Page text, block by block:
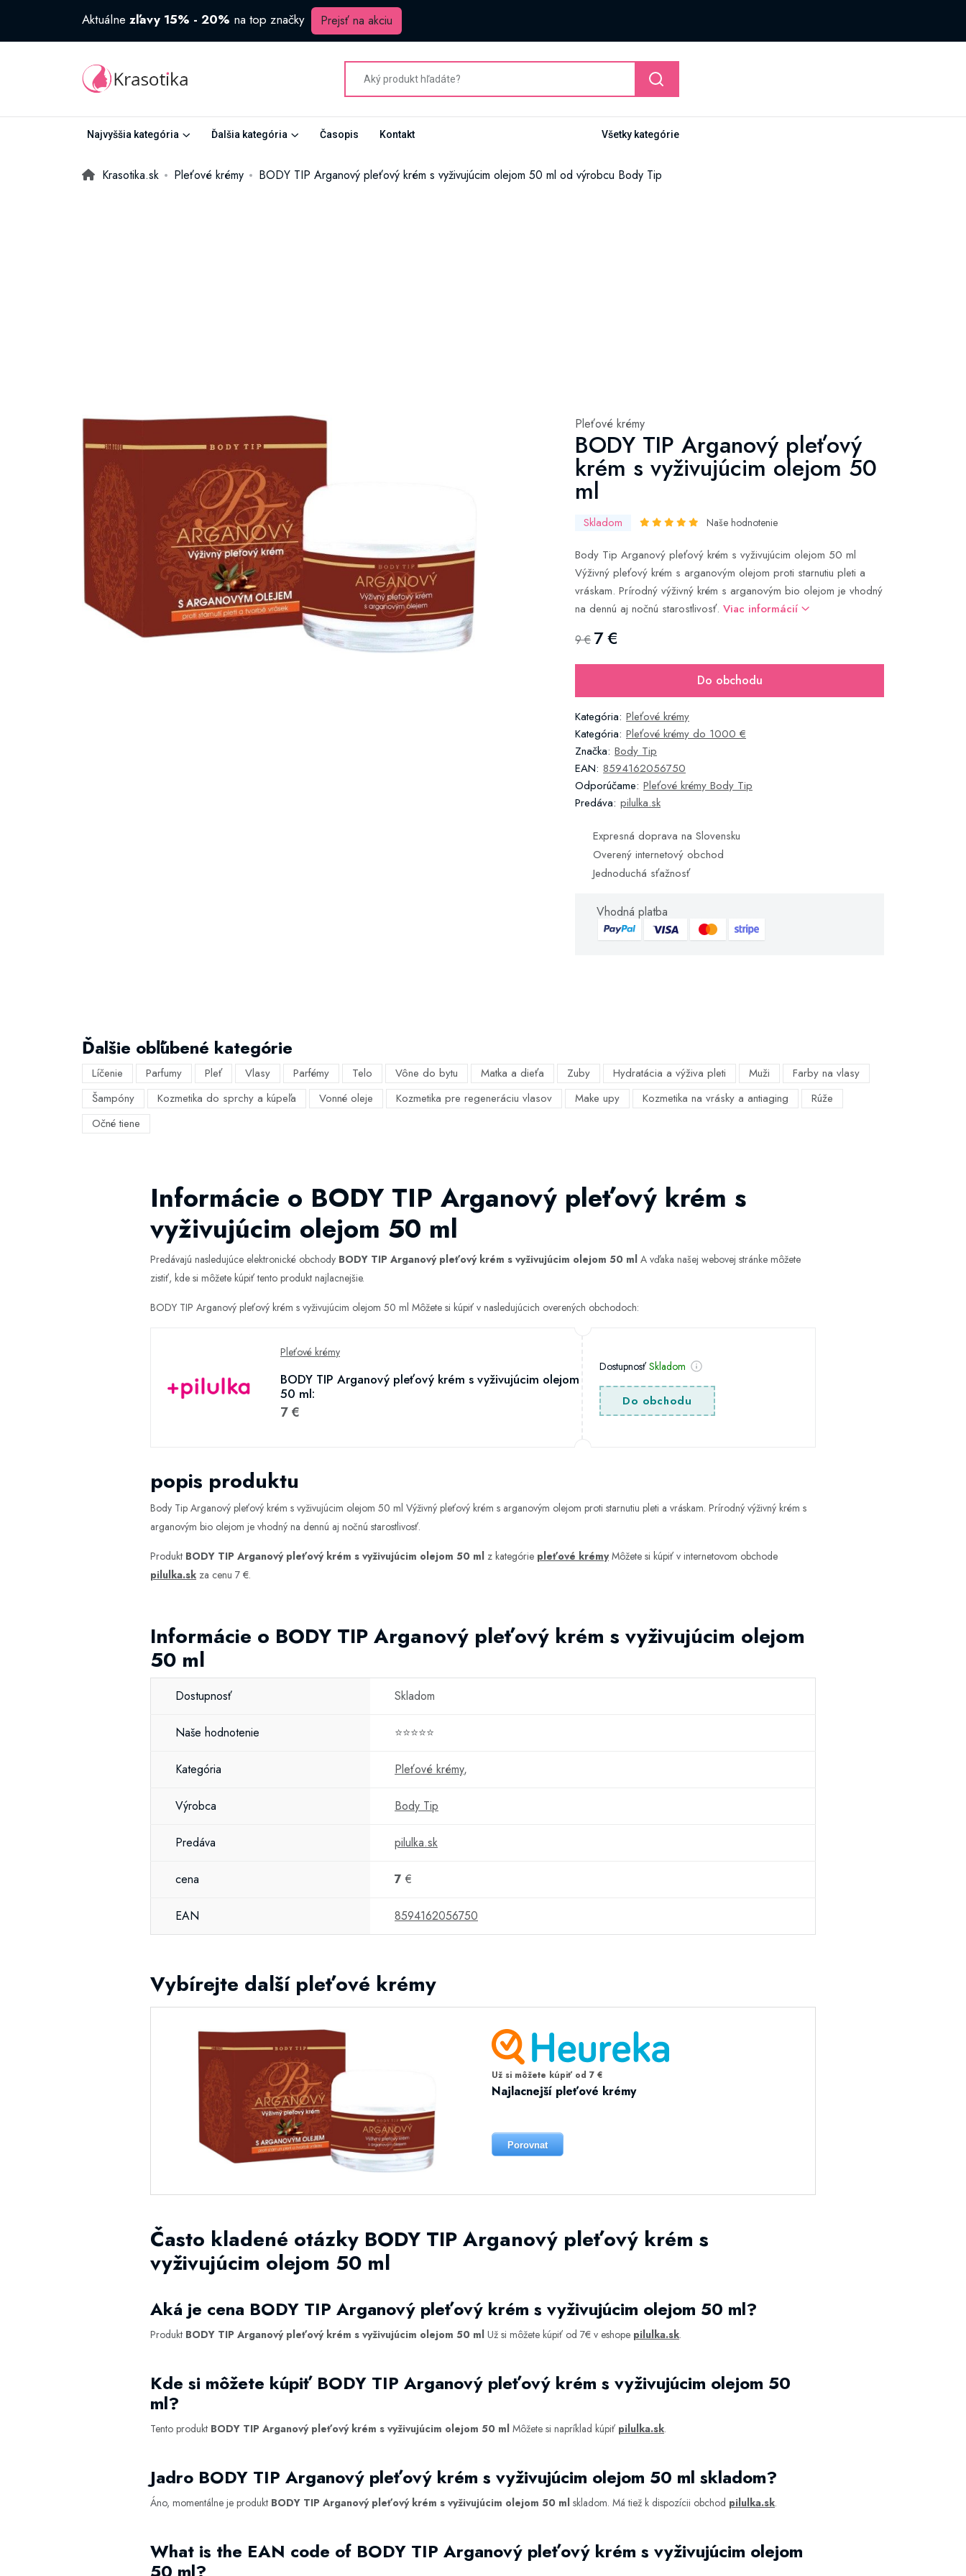
Aktuálne zľavy 15% - 20% na top značky Prejsť na akciu
Najvyššia kategória Ďalšia kategória Časopis Kontakt Všetky kategórie
Krasotika.sk Pleťové krémy BODY TIP Arganový pleťový krém s vyživujúcim olejom 50 ml od výrobcu Body Tip
Pleťové krémy
BODY TIP Arganový pleťový
krém s vyživujúcim olejom 50
ml
Skladom Naše hodnotenie
Body Tip Arganový pleťový krém s vyživujúcim olejom 50 ml
Výživný pleťový krém s arganovým olejom proti starnutiu pleti a
vráskam. Prírodný výživný krém s arganovým bio olejom je vhodný
na dennú aj nočnú starostlivosť. Viac informácií
9 € 7 €
Do obchodu
Kategória: Pleťové krémy
Kategória: Pleťové krémy do 1000 €
Značka: Body Tip
EAN: 8594162056750
Odporúčame: Pleťové krémy Body Tip
Predáva: pilulka.sk
Expresná doprava na Slovensku
Overený internetový obchod
Jednoduchá sťažnosť
Vhodná platba
Ďalšie obľúbené kategórie
Líčenie Parfumy Pleť Vlasy Parfémy Telo Vône do bytu Matka a dieťa Zuby Hydratácia a výživa pleti Muži
Farby na vlasy
Šampóny
Kozmetika do sprchy a kúpeľa Vonné oleje Kozmetika pre regeneráciu vlasov Make upy Kozmetika na vrásky a antiaging
Rúže
Očné tiene
Informácie o BODY TIP Arganový pleťový krém s
vyživujúcim olejom 50 ml
Predávajú nasledujúce elektronické obchody BODY TIP Arganový pleťový krém s vyživujúcim olejom 50 ml A vďaka našej webovej stránke môžete
zistiť, kde si môžete kúpiť tento produkt najlacnejšie.
BODY TIP Arganový pleťový krém s vyživujúcim olejom 50 ml Môžete si kúpiť v nasledujúcich overených obchodoch:
Pleťové krémy
BODY TIP Arganový pleťový krém s vyživujúcim olejom
50 ml:
7 €
DostupnosťSkladom
Do obchodu
popis produktu
Body Tip Arganový pleťový krém s vyživujúcim olejom 50 ml Výživný pleťový krém s arganovým olejom proti starnutiu pleti a vráskam. Prírodný výživný krém s
arganovým bio olejom je vhodný na dennú aj nočnú starostlivosť.
Produkt BODY TIP Arganový pleťový krém s vyživujúcim olejom 50 ml z kategórie pleťové krémyMôžete si kúpiť v internetovom obchode
pilulka.sk za cenu 7 €.
Informácie o BODY TIP Arganový pleťový krém s vyživujúcim olejom
50 ml
Dostupnosť Skladom
Naše hodnotenie ⭐⭐⭐⭐⭐
Kategória Pleťové krémy,
Výrobca Body Tip
Predáva pilulka.sk
cena 7 €
EAN 8594162056750
Vybírejte další pleťové krémy
Už si môžete kúpiť od 7 €
Najlacnejší pleťové krémy
Porovnat
Často kladené otázky BODY TIP Arganový pleťový krém s
vyživujúcim olejom 50 ml
Aká je cena BODY TIP Arganový pleťový krém s vyživujúcim olejom 50 ml?
Produkt BODY TIP Arganový pleťový krém s vyživujúcim olejom 50 ml Už si môžete kúpiť od 7€ v eshope pilulka.sk.
Kde si môžete kúpiť BODY TIP Arganový pleťový krém s vyživujúcim olejom 50
ml?
Tento produkt BODY TIP Arganový pleťový krém s vyživujúcim olejom 50 ml Môžete si napríklad kúpiť pilulka.sk.
Jadro BODY TIP Arganový pleťový krém s vyživujúcim olejom 50 ml skladom?
Áno, momentálne je produkt BODY TIP Arganový pleťový krém s vyživujúcim olejom 50 ml skladom. Má tiež k dispozícii obchod pilulka.sk.
What is the EAN code of BODY TIP Arganový pleťový krém s vyživujúcim olejom